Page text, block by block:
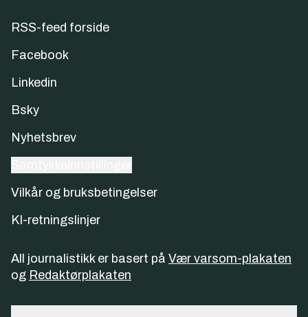
RSS-feed forside
Facebook
Linkedin
Bsky
Nyhetsbrev
Vilkår og bruksbetingelser
KI-retningslinjer
All journalistikk er basert på Vær varsom-plakaten
og Redaktørplakaten